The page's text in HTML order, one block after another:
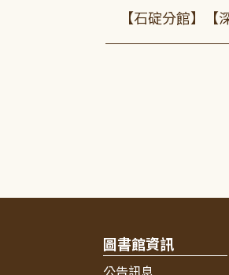
【石碇分館】
圖書館資訊